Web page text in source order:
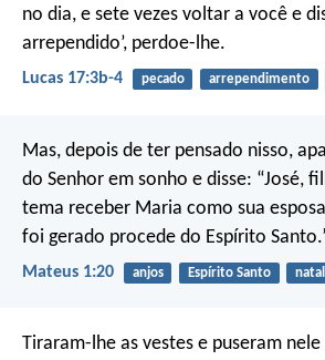
no dia, e sete vezes voltar a você e
arrependido’, perdoe-lhe.
Lucas 17:3b-4 pecado arrependimento
Mas, depois de ter pensado nisso,
do Senhor em sonho e disse: “José,
tema receber Maria como sua
foi gerado procede do Espírito
Mateus 1:20 anjos Espírito Santo natal
Tiraram-lhe as vestes e puseram